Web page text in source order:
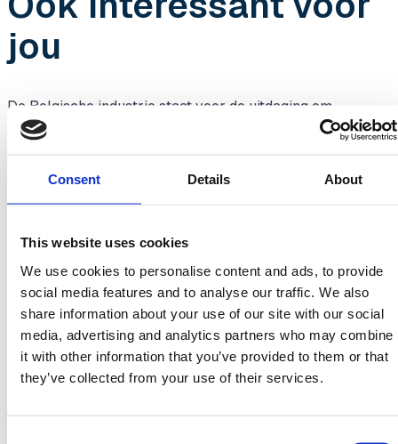
Consent Details About
This website uses cookies
We use cookies to personalise content and ads, to provide
social media features and to analyse our traffic. We also
share information about your use of our site with our social
media, advertising and analytics partners who may combine
it with other information that you’ve provided to them or that
they’ve collected from your use of their services.
jou
De Belgische industrie staat voor de uitdaging om
veiligheid en efficiëntie optimaal te combineren, terwijl
Slimme monitoring, predictive safety en geavanceerde
structureel te verhogen.
Bekijk de website
Industriële Veiligheid 2027 wordt mede mogelijk
gemaakt door